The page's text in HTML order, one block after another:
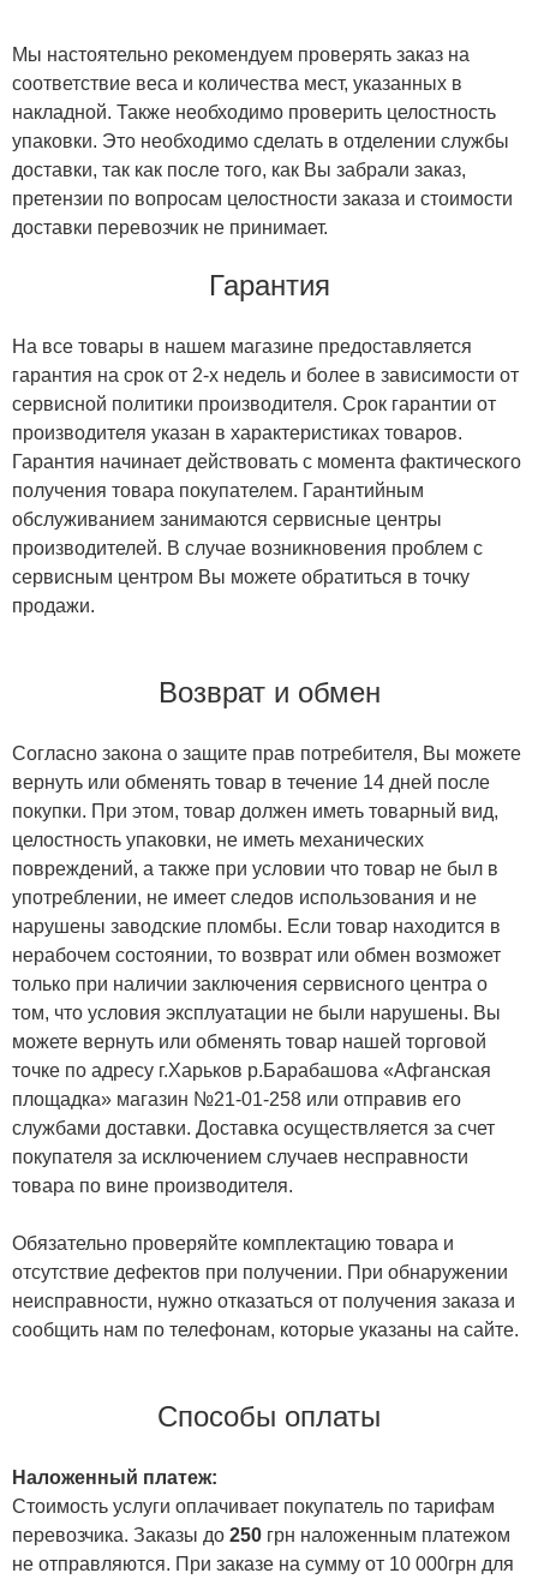
Мы настоятельно рекомендуем проверять заказ на
соответствие веса и количества мест, указанных в
накладной. Также необходимо проверить целостность
упаковки. Это необходимо сделать в отделении службы
доставки, так как после того, как Вы забрали заказ,
претензии по вопросам целостности заказа и стоимости
доставки перевозчик не принимает.
Гарантия
На все товары в нашем магазине предоставляется
гарантия на срок от 2-х недель и более в зависимости от
сервисной политики производителя. Срок гарантии от
производителя указан в характеристиках товаров.
Гарантия начинает действовать с момента фактического
получения товара покупателем. Гарантийным
обслуживанием занимаются сервисные центры
производителей. В случае возникновения проблем с
сервисным центром Вы можете обратиться в точку
продажи.
Возврат и обмен
Согласно закона о защите прав потребителя, Вы можете
вернуть или обменять товар в течение 14 дней после
покупки. При этом, товар должен иметь товарный вид,
целостность упаковки, не иметь механических
повреждений, а также при условии что товар не был в
употреблении, не имеет следов использования и не
нарушены заводские пломбы. Если товар находится в
нерабочем состоянии, то возврат или обмен возможет
только при наличии заключения сервисного центра о
том, что условия эксплуатации не были нарушены. Вы
можете вернуть или обменять товар нашей торговой
точке по адресу г.Харьков р.Барабашова «Афганская
площадка» магазин №21-01-258 или отправив его
службами доставки. Доставка осуществляется за счет
покупателя за исключением случаев несправности
товара по вине производителя.
Обязательно проверяйте комплектацию товара и
отсутствие дефектов при получении. При обнаружении
неисправности, нужно отказаться от получения заказа и
сообщить нам по телефонам, которые указаны на сайте.
Способы оплаты
Наложенный платеж:
Стоимость услуги оплачивает покупатель по тарифам
перевозчика. Заказы до 250 грн наложенным платежом
не отправляются. При заказе на сумму от 10 000грн для